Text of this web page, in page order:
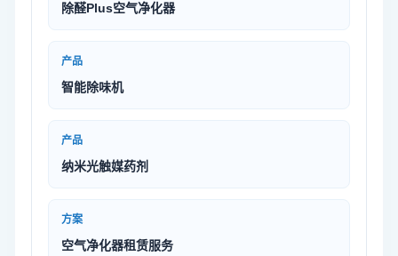
除醛Plus空气净化器
产品
智能除味机
产品
纳米光触媒药剂
方案
空气净化器租赁服务